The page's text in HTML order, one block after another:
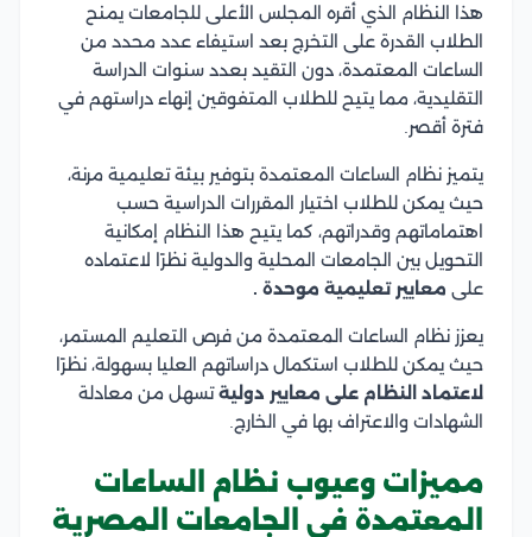
هذا النظام الذي أقره المجلس الأعلى للجامعات يمنح
الطلاب القدرة على التخرج بعد استيفاء عدد محدد من
الساعات المعتمدة، دون التقيد بعدد سنوات الدراسة
التقليدية، مما يتيح للطلاب المتفوقين إنهاء دراستهم في
فترة أقصر.
يتميز نظام الساعات المعتمدة بتوفير بيئة تعليمية مرنة،
حيث يمكن للطلاب اختيار المقررات الدراسية حسب
اهتماماتهم وقدراتهم، كما يتيح هذا النظام إمكانية
التحويل بين الجامعات المحلية والدولية نظرًا لاعتماده
على معايير تعليمية موحدة .
يعزز نظام الساعات المعتمدة من فرص التعليم المستمر،
حيث يمكن للطلاب استكمال دراساتهم العليا بسهولة، نظرًا
لاعتماد النظام على معايير دوليةتسهل من معادلة
الشهادات والاعتراف بها في الخارج.
مميزات وعيوب نظام الساعات
المعتمدة في الجامعات المصرية